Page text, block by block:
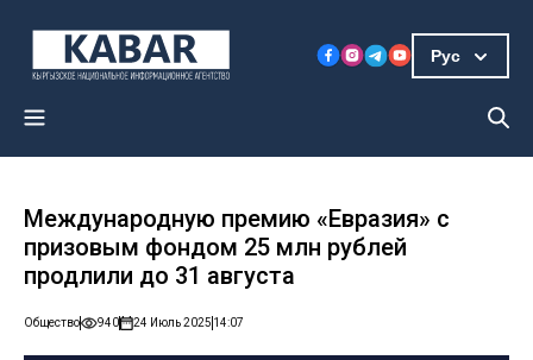
Рус
Международную премию «Евразия» с
призовым фондом 25 млн рублей
продлили до 31 августа
Общество 940 24 Июль 2025 14:07